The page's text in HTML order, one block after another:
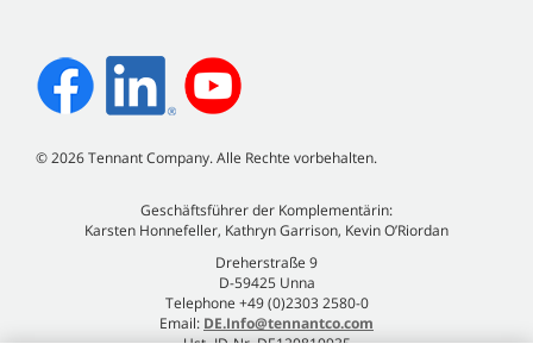
©2026Tennant Company. Alle Rechte vorbehalten.
Geschäftsführer der Komplementärin:
Karsten Honnefeller, Kathryn Garrison, Kevin O’Riordan
Dreherstraße 9
D-59425 Unna
Telephone +49 (0)2303 2580-0
Email: DE.Info@tennantco.com